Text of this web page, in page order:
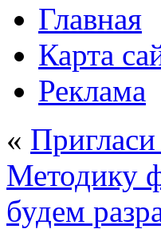
Главная
Карта
Реклама
«
Методику
будем